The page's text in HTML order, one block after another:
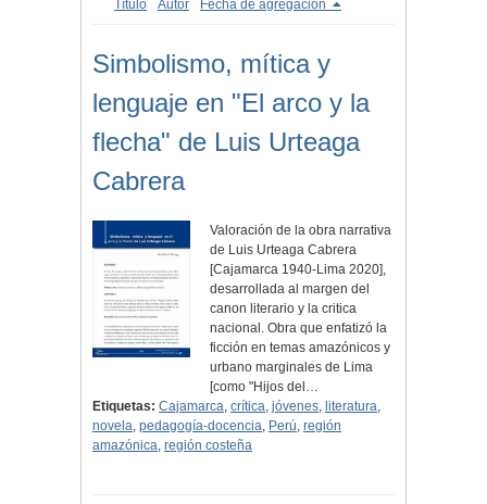
Título
Autor Fecha de agregación
Simbolismo, mítica y
lenguaje en "El arco y la
flecha" de Luis Urteaga
Cabrera
Valoración de la obra narrativa
de Luis Urteaga Cabrera
[Cajamarca 1940-Lima 2020],
desarrollada al margen del
canon literario y la critica
nacional. Obra que enfatizó la
ficción en temas amazónicos y
urbano marginales de Lima
[como "Hijos del…
Etiquetas: Cajamarca, crítica, jóvenes, literatura,
novela, pedagogía-docencia, Perú, región
amazónica, región costeña